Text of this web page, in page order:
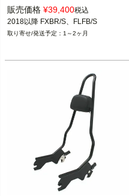
販売価格 ¥39,400税込
2018以降 FXBR/S、FLFB/S
1～2ヶ月